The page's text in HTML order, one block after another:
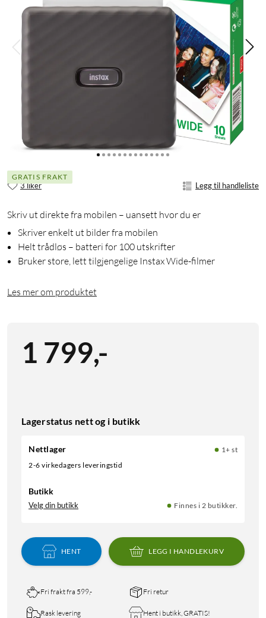
GRATIS FRAKT
3 liker Legg til handleliste
Skriv ut direkte fra mobilen – uansett hvor du er
Skriver enkelt ut bilder fra mobilen
Helt trådløs – batteri for 100 utskrifter
Bruker store, lett tilgjengelige Instax Wide-filmer
Les mer om produktet
1 799,-
Lagerstatus nett og i butikk
Nettlager
1+ st
2-6 virkedagers leveringstid
Butikk
Velg din butikk Finnes i 2 butikker.
HENT LEGG I HANDLEKURV
Fri frakt fra 599,- Fri retur
Rask levering Hent i butikk, GRATIS!